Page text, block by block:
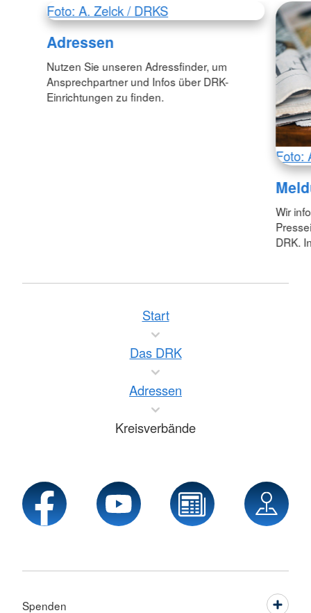
Foto: A. Zelck / DRKS
Adressen
Nutzen Sie unseren Adressfinder, um
Ansprechpartner und Infos über DRK-
Einrichtungen zu finden.
Foto:
Wir
DRK.
Start
Das DRK
Adressen
Kreisverbände
Spenden